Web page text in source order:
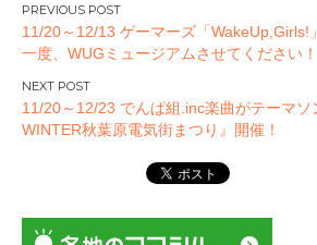
投
稿
ナ
ビ
ゲ
ン
11/20～12/13 ゲーマーズ「WakeUp,Girls!
一度、WUGミュージアムさせてください
11/20～12/23 でんぱ組.inc楽曲がテーマ
WINTER秋葉原電気街まつり』開催！